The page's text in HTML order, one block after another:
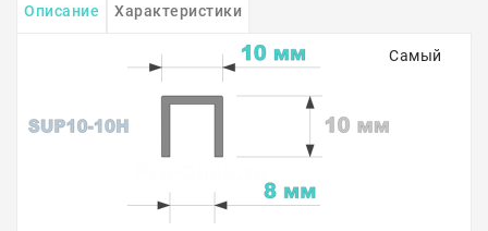
Описание Характеристики
Самый